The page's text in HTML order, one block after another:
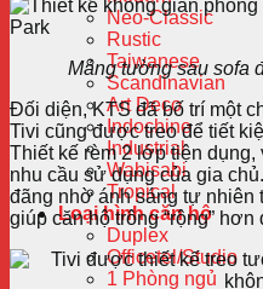
Neo-Classic
Rustic
Taiwanese
Scandinavian
Art Deco
Indochine
Industrial
Wabisabi
Tropical
Loại hình căn hộ
Duplex
Officetel/Studio
1 Phòng ngủ
Mảng tường sau sofa
Đối diện, KTS đã bố trí một
Tivi cũng được treo để tiết
Thiết kế rèm 2 lớp tiện
nhu cầu sử dụng của gia
đãng nhờ ánh sáng tự nhiên
giúp căn hộ trông “rộng”